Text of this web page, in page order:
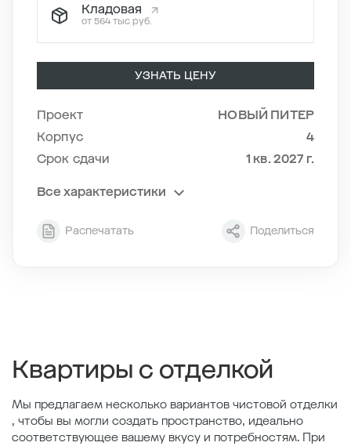
Кладовая
от 564 тыс руб.
УЗНАТЬ ЦЕНУ
Проект
НОВЫЙ ПИТЕР
Корпус
4
Срок сдачи
1 кв. 2027 г.
Все характеристики
Секция
9
Распечатать Поделиться
Квартиры с отделкой
Мы предлагаем несколько вариантов чистовой отделки
, чтобы вы могли создать пространство, идеально
соответствующее вашему вкусу и потребностям. При